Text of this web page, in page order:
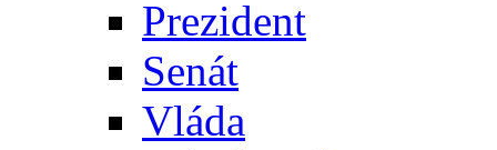
Prezident
Senát
Vláda